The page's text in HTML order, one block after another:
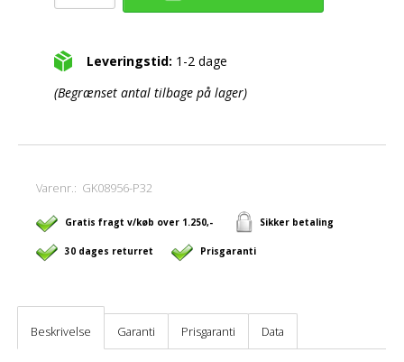
Leveringstid: 1-2 dage
(Begrænset antal tilbage på lager)
Varenr.: GK08956-P32
Gratis fragt v/køb over 1.250,- Sikker betaling
30 dages returret Prisgaranti
Beskrivelse Garanti Prisgaranti Data